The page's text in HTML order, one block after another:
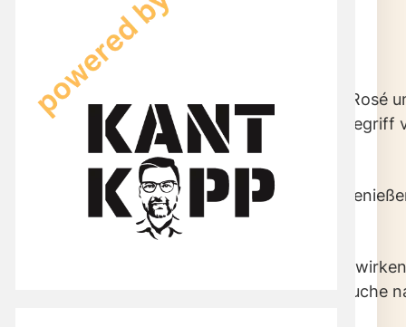
alle Sinne 🌞
unter, der Himmel glänzt in einem sanften Rosé
für ein edles Dinner – sie sind der neue
stilvolle Entspannung.
🎉 Vor allem für jene, die stilvoll
Spritz mit Freunden kann wahre Wunder
zelebriert. Wenn du also auf der